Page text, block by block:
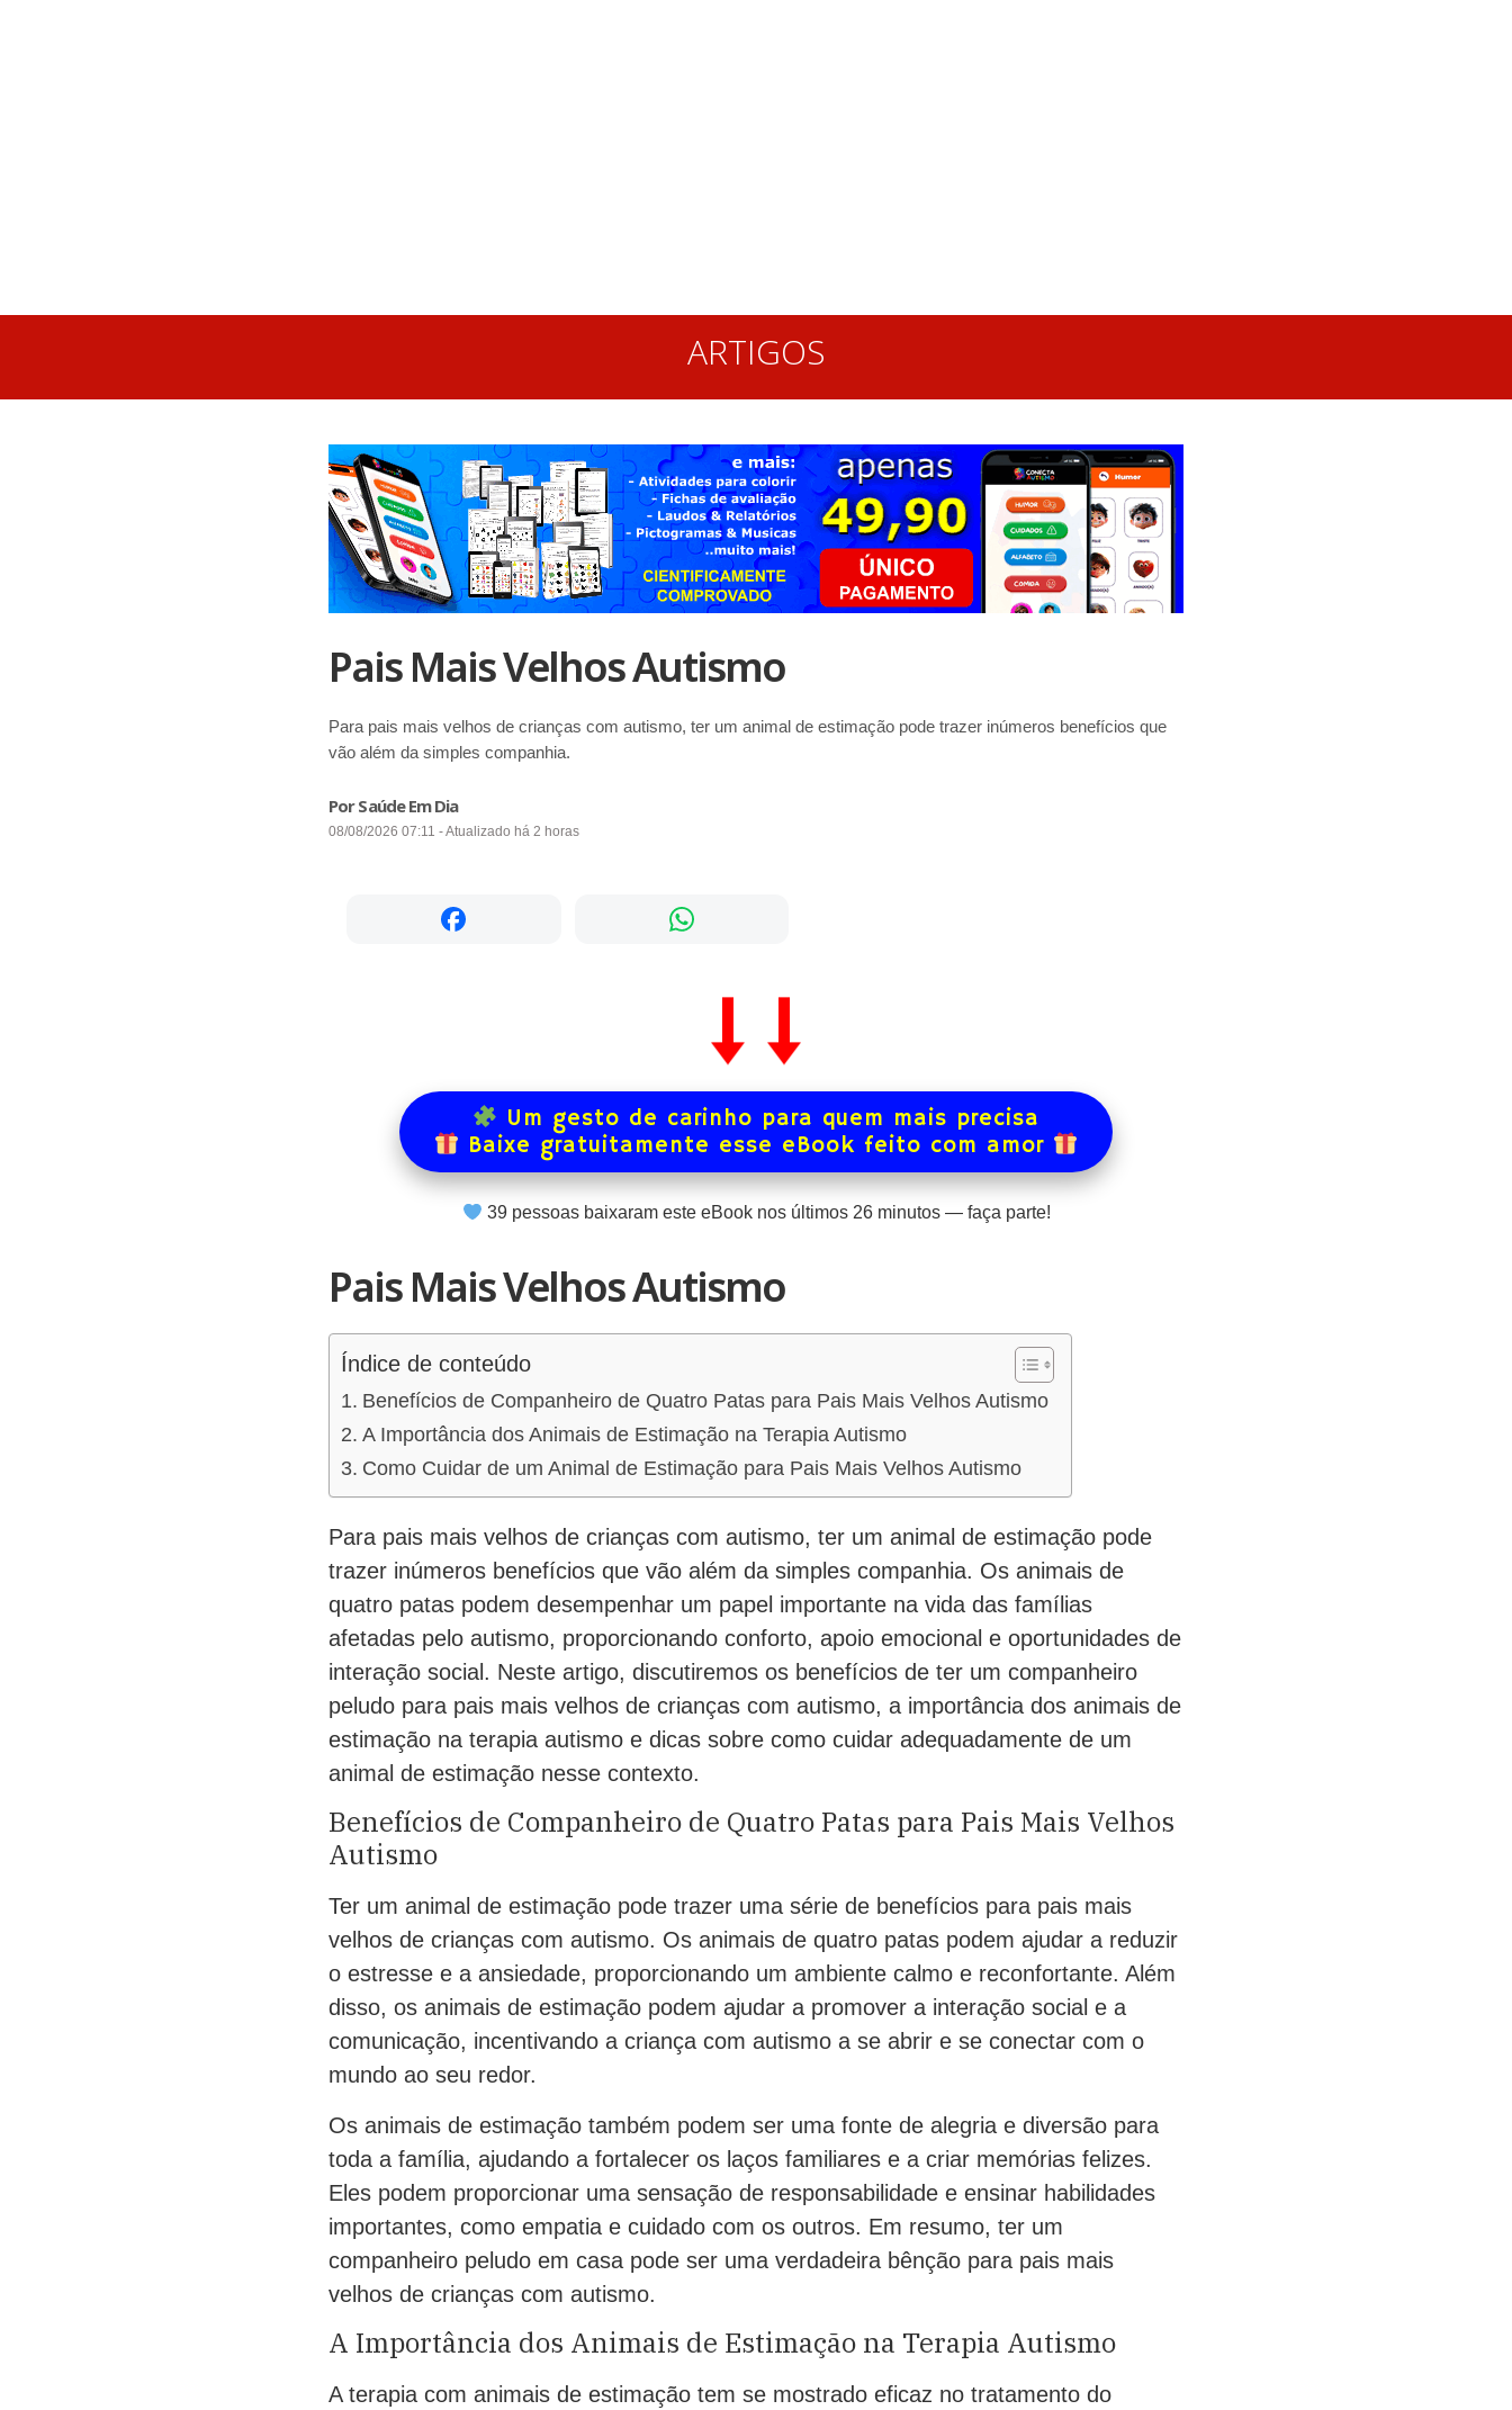
ARTIGOS
Pais Mais Velhos Autismo
Para pais mais velhos de crianças com autismo, ter um animal de estimação pode trazer inúmeros benefícios que
vão além da simples companhia.
Por Saúde Em Dia
08/08/2026 07:11 - Atualizado há 2 horas
Um gesto de carinho para quem mais precisa
Baixe gratuitamente esse eBook feito com amor
39pessoas baixaram este eBook nos últimos 26minutos — faça parte!
Pais Mais Velhos Autismo
Índice de conteúdo
Benefícios de Companheiro de Quatro Patas para Pais Mais Velhos Autismo
A Importância dos Animais de Estimação na Terapia Autismo
Como Cuidar de um Animal de Estimação para Pais Mais Velhos Autismo
Para pais mais velhos de crianças com autismo, ter um animal de estimação pode
trazer inúmeros benefícios que vão além da simples companhia. Os animais de
quatro patas podem desempenhar um papel importante na vida das famílias
afetadas pelo autismo, proporcionando conforto, apoio emocional e oportunidades de
interação social. Neste artigo, discutiremos os benefícios de ter um companheiro
peludo para pais mais velhos de crianças com autismo, a importância dos animais de
estimação na terapia autismo e dicas sobre como cuidar adequadamente de um
animal de estimação nesse contexto.
Benefícios de Companheiro de Quatro Patas para Pais Mais Velhos
Autismo
Ter um animal de estimação pode trazer uma série de benefícios para pais mais
velhos de crianças com autismo. Os animais de quatro patas podem ajudar a reduzir
o estresse e a ansiedade, proporcionando um ambiente calmo e reconfortante. Além
disso, os animais de estimação podem ajudar a promover a interação social e a
comunicação, incentivando a criança com autismo a se abrir e se conectar com o
mundo ao seu redor.
Os animais de estimação também podem ser uma fonte de alegria e diversão para
toda a família, ajudando a fortalecer os laços familiares e a criar memórias felizes.
Eles podem proporcionar uma sensação de responsabilidade e ensinar habilidades
importantes, como empatia e cuidado com os outros. Em resumo, ter um
companheiro peludo em casa pode ser uma verdadeira bênção para pais mais
velhos de crianças com autismo.
A Importância dos Animais de Estimação na Terapia Autismo
A terapia com animais de estimação tem se mostrado eficaz no tratamento do